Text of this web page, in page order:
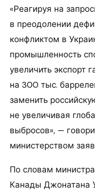
«Реагируя на
в преодолении
конфликтом в
промышленность
увеличить экспорт
на 300 тыс.
заменить
не увеличивая
выбросов», —
министерством
По словам
Канады Джонатана